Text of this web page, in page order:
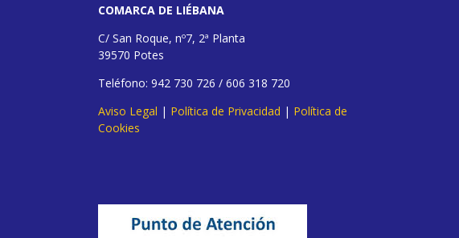
COMARCA DE LIÉBANA
C/ San Roque, nº7, 2ª Planta
39570 Potes
Teléfono: 942 730 726 / 606 318 720
Aviso Legal | Política de Privacidad | Política de
Cookies